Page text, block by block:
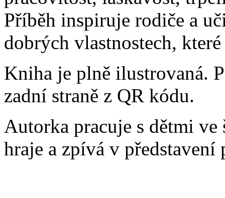
Příběh inspiruje rodiče a
dobrých vlastnostech,
Kniha je plně ilustrovaná.
zadní straně z QR kódu.
Autorka pracuje s dětmi
hraje a zpívá v představení